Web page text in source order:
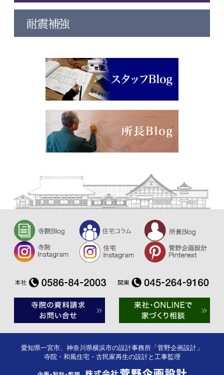
耐震補強
愛知県一宮市、神奈川県横浜市の設計事務所「菅野企画設計」
寺院・和風住宅・古民家再生の設計と工事監理